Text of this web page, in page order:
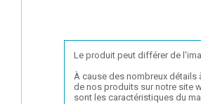
Le produit peut différer de
À cause des nombreux
de nos produits sur notre site
sont les caractéristiques du